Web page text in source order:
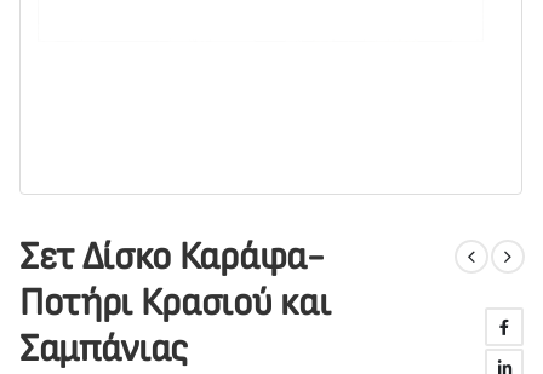
Σετ Δίσκο Καράφα-
Ποτήρι Κρασιού και
Σαμπάνιας